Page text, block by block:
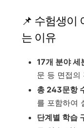
📌 수험생이
는 이유
17개 분야 세
문 등 면접의
총 243문항
를 포함하여
단계별 학습